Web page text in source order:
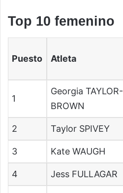
Top 10 femenino
Puesto Atleta
1
Georgia TAYLOR-
BROWN
2 Taylor SPIVEY
3 Kate WAUGH
4 Jess FULLAGAR